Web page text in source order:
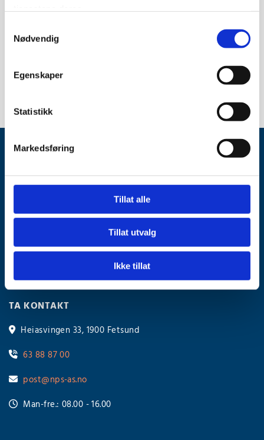
Nødvendig
Egenskaper
Statistikk
Markedsføring
Tillat alle
Tillat utvalg
Ikke tillat
Her finner du mer informasjon om produktet:FVN 3-5-9
Priser og leveringsdato på forespørsel.
Har du noen spørsmål? Ta kontakt på
post@nps-as.noeller
telefon
63 88 87 00
NORSK PUMPESERVICE AS
Fakturaadresse:Vi foretrekker faktura på EHF - org.nr
934814185@autoinvoice.no
TA KONTAKT
Heiasvingen 33, 1900 Fetsund
 63 88 87 00
 post@nps-as.no
 Man-fre.: 08.00 - 16.00